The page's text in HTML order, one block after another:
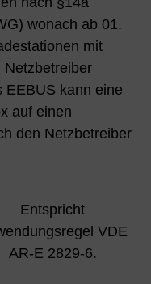
wonach ab 01.
mit
Netzbetreiber
EEBUS kann eine
auf einen
den Netzbetreiber
Entspricht
VDE
AR-E 2829-6.